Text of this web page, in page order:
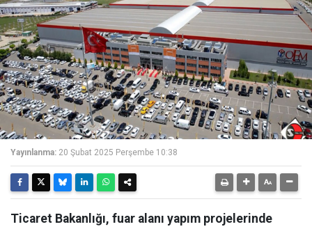
Yayınlanma: 20 Şubat 2025 Perşembe 10:38
Ticaret Bakanlığı, fuar alanı yapım projelerinde